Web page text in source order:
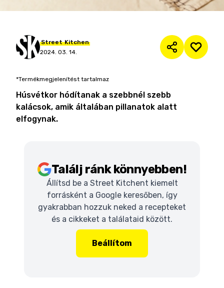
Street Kitchen
2024. 03. 14.
*Termékmegjelenítést tartalmaz
Húsvétkor hódítanak a szebbnél szebb
kalácsok, amik általában pillanatok alatt
elfogynak.
Találj ránk könnyebben!
Állítsd be a Street Kitchent kiemelt
forrásként a Google keresőben, így
gyakrabban hozzuk neked a recepteket
és a cikkeket a találataid között.
Beállítom